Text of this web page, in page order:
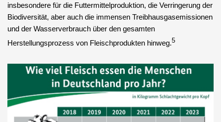
insbesondere für die Futtermittelproduktion, die Verringerung der
Biodiversität, aber auch die immensen Treibhausgasemissionen
und der Wasserverbrauch über den gesamten
Herstellungsprozess von Fleischprodukten hinweg.5